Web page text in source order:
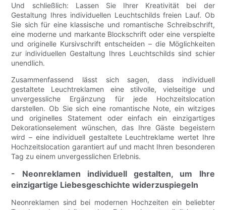
Und schließlich: Lassen Sie Ihrer Kreativität bei der
Gestaltung Ihres individuellen Leuchtschilds freien Lauf. Ob
Sie sich für eine klassische und romantische Schreibschrift,
eine moderne und markante Blockschrift oder eine verspielte
und originelle Kursivschrift entscheiden – die Möglichkeiten
zur individuellen Gestaltung Ihres Leuchtschilds sind schier
unendlich.
Zusammenfassend lässt sich sagen, dass individuell
gestaltete Leuchtreklamen eine stilvolle, vielseitige und
unvergessliche Ergänzung für jede Hochzeitslocation
darstellen. Ob Sie sich eine romantische Note, ein witziges
und originelles Statement oder einfach ein einzigartiges
Dekorationselement wünschen, das Ihre Gäste begeistern
wird – eine individuell gestaltete Leuchtreklame wertet Ihre
Hochzeitslocation garantiert auf und macht Ihren besonderen
Tag zu einem unvergesslichen Erlebnis.
- Neonreklamen individuell gestalten, um Ihre
einzigartige Liebesgeschichte widerzuspiegeln
Neonreklamen sind bei modernen Hochzeiten ein beliebter